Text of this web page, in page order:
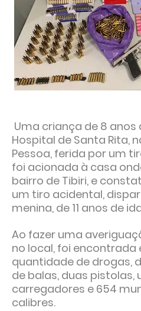
Uma criança de 8 anos
Hospital de Santa Rita,
Pessoa, ferida por um
foi acionada à casa
bairro de Tibiri, e
um tiro acidental,
menina, de 11 anos de
Ao fazer uma
no local, foi encontrada
quantidade de drogas,
de balas, duas pistolas,
carregadores e 654
calibres.